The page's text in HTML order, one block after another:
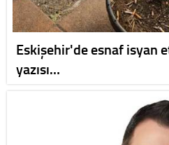
Eskişehir'de esnaf isyan
yazısı…